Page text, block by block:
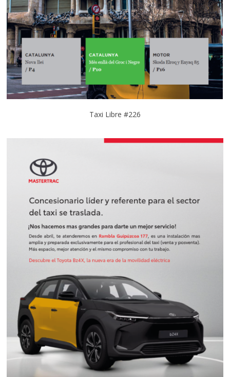
Taxi Libre #226